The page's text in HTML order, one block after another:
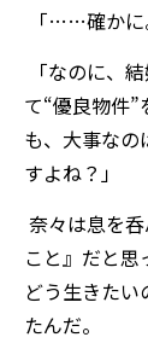
「……確かに
「なのに、
て“優良物件
も、大事なの
すよね？」
奈々は息を
こと』だと
どう生きた
たんだ。